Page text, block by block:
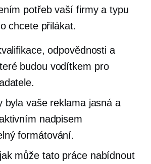
potřeb vaší firmy a typu
chcete přilákat.
odpovědnosti a
budou vodítkem pro
byla vaše reklama jasná a
nadpisem
formátování.
může tato práce nabídnout